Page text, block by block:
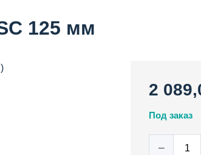
125 мм
2
Под заказ
−